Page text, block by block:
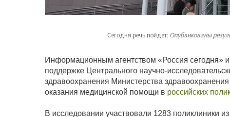
Сегодня речь пойдет: Опубликованы
Информационным агентством «Россия сегодня»
поддержке Центрального научно-
здравоохранения Министерства
оказания медицинской помощи в российских
В исследовании участвовали 1283 поликлиники